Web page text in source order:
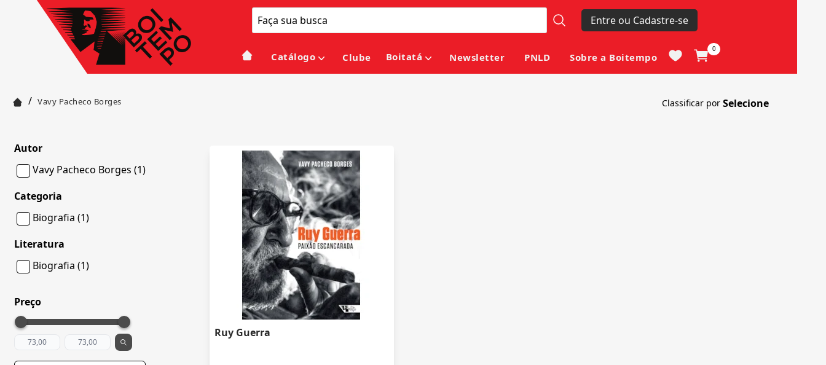
Entre ou Cadastre-se
Catálogo Clube Boitatá Newsletter PNLD Sobre a Boitempo
0
/ Vavy Pacheco Borges Classificar por
Autor
Vavy Pacheco Borges (1)
Categoria
Biografia (1)
Literatura
Biografia (1)
Preço
Ruy Guerra